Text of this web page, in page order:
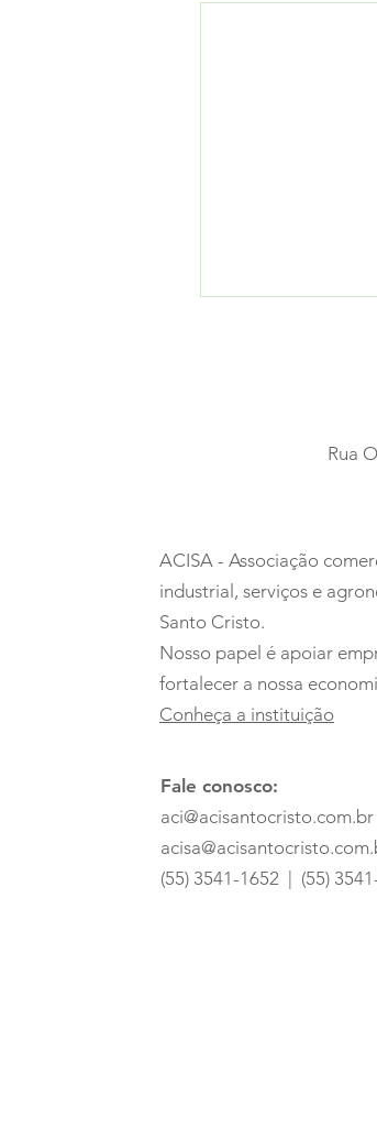
encantou
idades
ACISA - Associação
industrial, serviços e
Santo Cristo.
Nosso papel é apoiar
fortalecer a nossa
Conheça a instituição
Fale conosco:
aci@acisantocristo.com.br
(55) 3541-1652 | (55)
Rua